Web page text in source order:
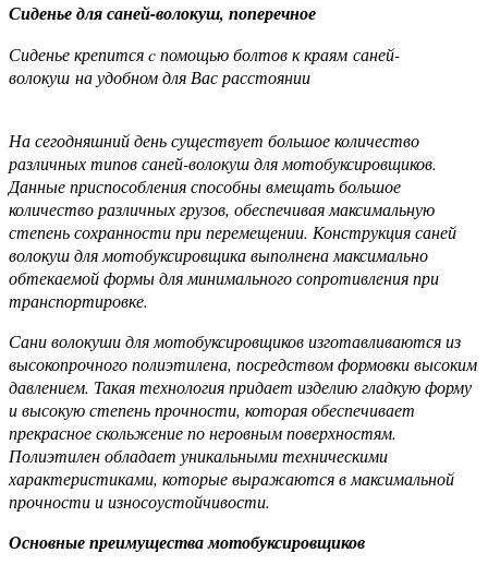
Сиденье для саней-волокуш, поперечное
Сиденье крепится c помощью болтов к краям саней-
волокуш на удобном для Вас расстоянии
На сегодняшний день существует большое количество
различных типов саней-волокуш для мотобуксировщиков.
Данные приспособления способны вмещать большое
количество различных грузов, обеспечивая максимальную
степень сохранности при перемещении. Конструкция саней
волокуш для мотобуксировщика выполнена максимально
обтекаемой формы для минимального сопротивления при
транспортировке.
Сани волокуши для мотобуксировщиков изготавливаются из
высокопрочного полиэтилена, посредством формовки высоким
давлением. Такая технология придает изделию гладкую форму
и высокую степень прочности, которая обеспечивает
прекрасное скольжение по неровным поверхностям.
Полиэтилен обладает уникальными техническими
характеристиками, которые выражаются в максимальной
прочности и износоустойчивости.
Основные преимущества мотобуксировщиков